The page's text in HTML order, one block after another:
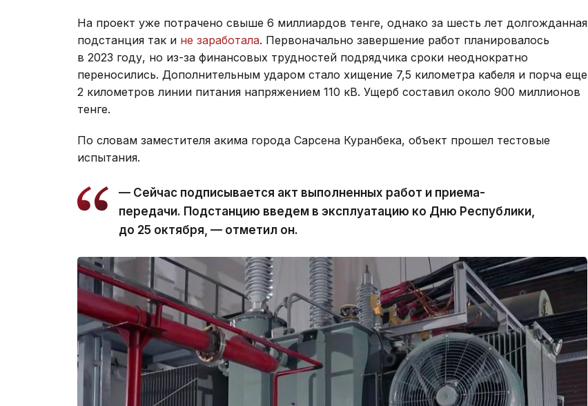
На проект уже потрачено свыше 6 миллиардов тенге, однако за шесть лет долгожданная
подстанция так и не заработала. Первоначально завершение работ планировалось
в 2023 году, но из-за финансовых трудностей подрядчика сроки неоднократно
переносились. Дополнительным ударом стало хищение 7,5 километра кабеля и порча еще
2 километров линии питания напряжением 110 кВ. Ущерб составил около 900 миллионов
тенге.
По словам заместителя акима города Сарсена Куранбека, объект прошел тестовые
испытания.
— Сейчас подписывается акт выполненных работ и приема-
передачи. Подстанцию введем в эксплуатацию ко Дню Республики,
до 25 октября, — отметил он.